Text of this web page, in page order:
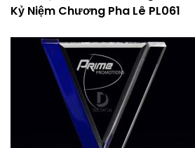
Kỷ Niệm Chương Pha Lê PL061